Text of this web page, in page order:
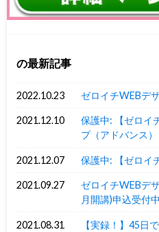
の最新記事
2022.10.23 ゼロイチWEBデ
2021.12.10
保護中: 【ゼロイ
プ（アドバンス）
2021.12.07 保護中: 【ゼロイ
2021.09.27
ゼロイチWEBデ
月開講)申込受付中
2021.08.31
【実録！】45日